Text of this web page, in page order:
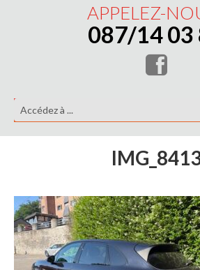
APPELEZ-
087/14 03